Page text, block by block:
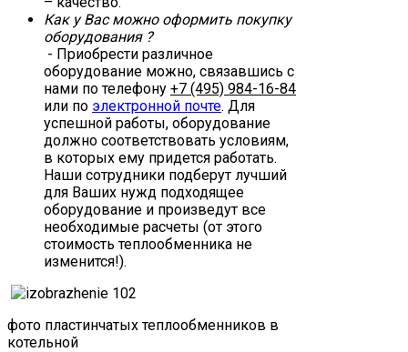
Как у Вас можно оформить покупку
оборудования ?
- Приобрести различное
оборудование можно, связавшись с
нами по телефону +7 (495) 984-16-84
или по электронной почте. Для
успешной работы, оборудование
должно соответствовать условиям,
в которых ему придется работать.
Наши сотрудники подберут лучший
для Ваших нужд подходящее
оборудование и произведут все
необходимые расчеты (от этого
стоимость теплообменника не
изменится!).
фото пластинчатых теплообменников в
котельной